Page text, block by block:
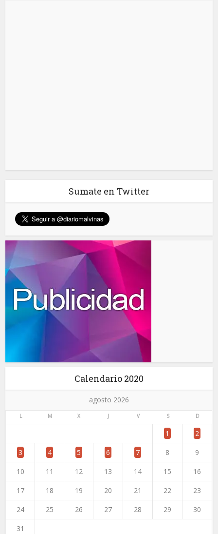
Sumate en Twitter
Calendario 2020
agosto 2026
L M X J V S D
1 2
3 4 5 6 7 8 9
10 11 12 13 14 15 16
17 18 19 20 21 22 23
24 25 26 27 28 29 30
31